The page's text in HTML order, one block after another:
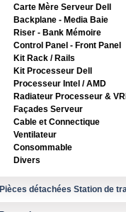
Carte Mère Serveur Dell
Backplane - Media Baie
Riser - Bank Mémoire
Control Panel - Front Panel
Kit Rack / Rails
Kit Processeur Dell
Processeur Intel / AMD
Radiateur Processeur &
Façades Serveur
Cable et Connectique
Ventilateur
Consommable
Divers
Pièces détachées Station de